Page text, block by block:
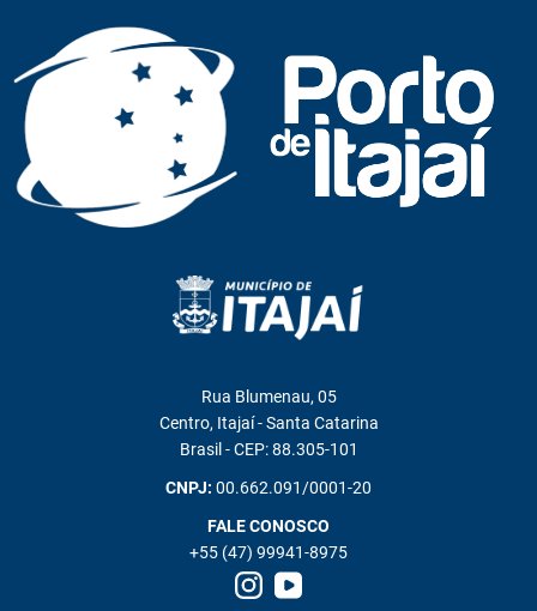
Rua Blumenau, 05
Centro, Itajaí - Santa Catarina
Brasil - CEP: 88.305-101
CNPJ: 00.662.091/0001-20
FALE CONOSCO
+55 (47) 99941-8975